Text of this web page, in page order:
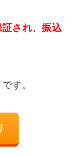
され、振込
す。